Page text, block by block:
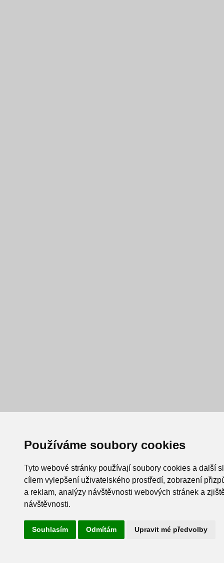
Používáme soubory cookies
Tyto webové stránky používají soubory cookies a další
cílem vylepšení uživatelského prostředí, zobrazení
a reklam, analýzy návštěvnosti webových stránek a
návštěvnosti.
Souhlasím Odmítám Upravit mé předvolby